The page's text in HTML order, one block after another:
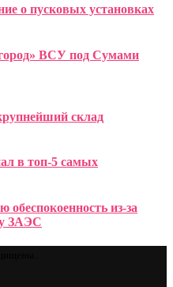
о пусковых установках
ВСУ под Сумами
склад
в топ-5 самых
обеспокоенность из-за
ЗАЭС